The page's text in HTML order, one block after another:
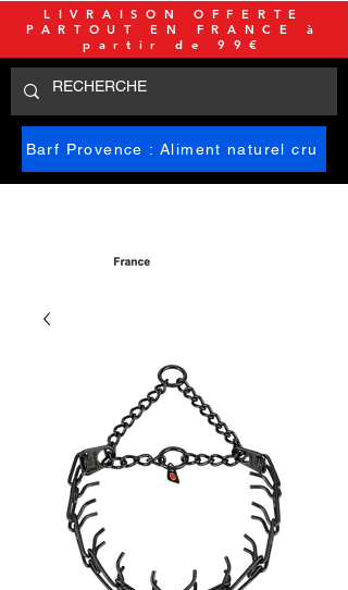
Barf Provence : Aliment naturel cru
LIVRAISON OFFERTE
PARTOUT EN FRANCE à
partir de 99€